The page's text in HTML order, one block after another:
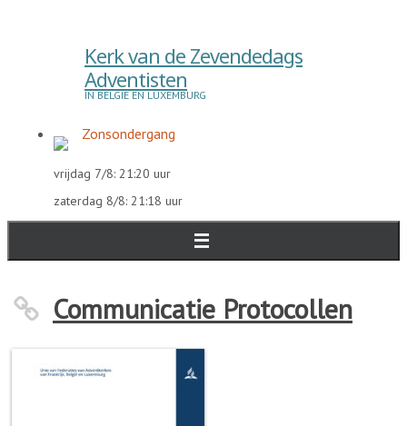
Kerk van de Zevendedags
Adventisten
IN BELGIË EN LUXEMBURG
Zonsondergang
vrijdag 7/8: 21:20 uur
zaterdag 8/8: 21:18 uur
Communicatie Protocollen